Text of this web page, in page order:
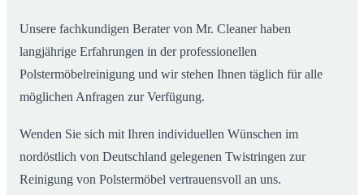
Unsere fachkundigen Berater von Mr. Cleaner haben
langjährige Erfahrungen in der professionellen
Polstermöbelreinigung und wir stehen Ihnen täglich für alle
möglichen Anfragen zur Verfügung.
Wenden Sie sich mit Ihren individuellen Wünschen im
nordöstlich von Deutschland gelegenen Twistringen zur
Reinigung von Polstermöbel vertrauensvoll an uns.